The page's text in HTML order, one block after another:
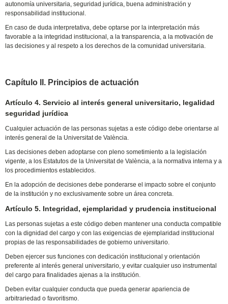
autonomía universitaria, seguridad jurídica, buena administración y
responsabilidad institucional.
En caso de duda interpretativa, debe optarse por la interpretación más
favorable a la integridad institucional, a la transparencia, a la motivación de
las decisiones y al respeto a los derechos de la comunidad universitaria.
Capítulo II. Principios de actuación
Artículo 4. Servicio al interés general universitario, legalidad
seguridad jurídica
Cualquier actuación de las personas sujetas a este código debe orientarse al
interés general de la Universitat de València.
Las decisiones deben adoptarse con pleno sometimiento a la legislación
vigente, a los Estatutos de la Universitat de València, a la normativa interna y a
los procedimientos establecidos.
En la adopción de decisiones debe ponderarse el impacto sobre el conjunto
de la institución y no exclusivamente sobre un área concreta.
Artículo 5. Integridad, ejemplaridad y prudencia institucional
Las personas sujetas a este código deben mantener una conducta compatible
con la dignidad del cargo y con las exigencias de ejemplaridad institucional
propias de las responsabilidades de gobierno universitario.
Deben ejercer sus funciones con dedicación institucional y orientación
preferente al interés general universitario, y evitar cualquier uso instrumental
del cargo para finalidades ajenas a la institución.
Deben evitar cualquier conducta que pueda generar apariencia de
arbitrariedad o favoritismo.